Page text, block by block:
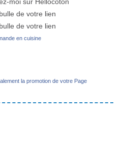
en cuisine
la promotion de votre Page